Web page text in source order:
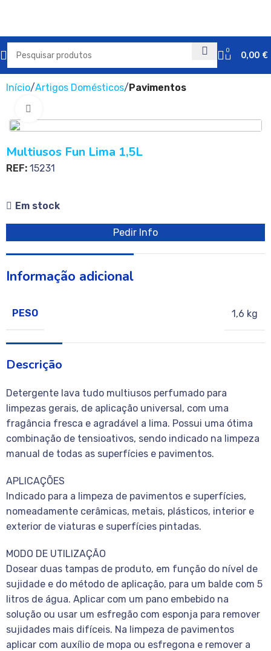
0 0,00 €
Início Artigos Domésticos Pavimentos
Multiusos Fun Lima 1,5L
REF: 15231
Em stock
Pedir Info
Informação adicional
PESO 1,6 kg
Descrição
Detergente lava tudo multiusos perfumado para
limpezas gerais, de aplicação universal, com uma
fragância fresca e agradável a lima. Possui uma ótima
combinação de tensioativos, sendo indicado na limpeza
manual de todas as superfícies e pavimentos.
APLICAÇÕES
Indicado para a limpeza de pavimentos e superfícies,
nomeadamente cerâmicas, metais, plásticos, interior e
exterior de viaturas e superfícies pintadas.
MODO DE UTILIZAÇÃO
Dosear duas tampas de produto, em função do nível de
sujidade e do método de aplicação, para um balde com 5
litros de água. Aplicar com um pano embebido na
solução ou usar um esfregão com esponja para remover
sujidades mais difíceis. Na limpeza de pavimentos
aplicar com auxílio de mopa ou esfregona e remover a